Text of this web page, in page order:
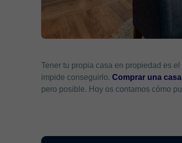
Tener tu propia casa en propiedad es
impide conseguirlo.Comprar una
pero posible. Hoy os contamos cómo